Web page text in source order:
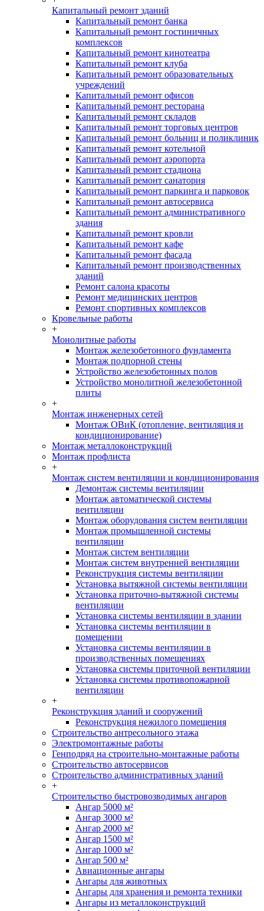
Капитальный ремонт зданий
Капитальный ремонт банка
Капитальный ремонт гостиничных
комплексов
Капитальный ремонт кинотеатра
Капитальный ремонт клуба
Капитальный ремонт образовательных
учреждений
Капитальный ремонт офисов
Капитальный ремонт ресторана
Капитальный ремонт складов
Капитальный ремонт торговых центров
Капитальный ремонт больниц и поликлиник
Капитальный ремонт котельной
Капитальный ремонт аэропорта
Капитальный ремонт стадиона
Капитальный ремонт санатория
Капитальный ремонт паркинга и парковок
Капитальный ремонт автосервиса
Капитальный ремонт административного
здания
Капитальный ремонт кровли
Капитальный ремонт кафе
Капитальный ремонт фасада
Капитальный ремонт производственных
зданий
Ремонт салона красоты
Ремонт медицинских центров
Ремонт спортивных комплексов
Кровельные работы
+
Монолитные работы
Монтаж железобетонного фундамента
Монтаж подпорной стены
Устройство железобетонных полов
Устройство монолитной железобетонной
плиты
+
Монтаж инженерных сетей
Монтаж ОВиК (отопление, вентиляция и
кондиционирование)
Монтаж металлоконструкций
Монтаж профлиста
+
Монтаж систем вентиляции и кондиционирования
Демонтаж системы вентиляции
Монтаж автоматической системы
вентиляции
Монтаж оборудования систем вентиляции
Монтаж промышленной системы
вентиляции
Монтаж систем вентиляции
Монтаж систем внутренней вентиляции
Реконструкция системы вентиляции
Установка вытяжной системы вентиляции
Установка приточно-вытяжной системы
вентиляции
Установка системы вентиляции в здании
Установка системы вентиляции в
помещении
Установка системы вентиляции в
производственных помещениях
Установка системы приточной вентиляции
Установка системы противопожарной
вентиляции
+
Реконструкция зданий и сооружений
Реконструкция нежилого помещения
Строительство антресольного этажа
Электромонтажные работы
Генподряд на строительно-монтажные работы
Строительство автосервисов
Строительство административных зданий
+
Строительство быстровозводимых ангаров
Ангар 5000 м²
Ангар 3000 м²
Ангар 2000 м²
Ангар 1500 м²
Ангар 1000 м²
Ангар 500 м²
Авиационные ангары
Ангары для животных
Ангары для хранения и ремонта техники
Ангары из металлоконструкций